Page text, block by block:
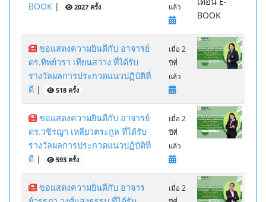
BOOK | 2027 ครั้ง
แล้ว
ขอแสดงความยินดีกับ อาจารย์
ดร.ทิพย์วรา เทียนสว่าง ที่ได้รับ
รางวัลผลการประกวดแนวปฏิบัติที่
ดี | 518 ครั้ง
เมื่อ 2
ปีที่
แล้ว
ขอแสดงความยินดีกับ อาจารย์
ดร.วชิรญา เหลียวตระกูล ที่ได้รับ
รางวัลผลการประกวดแนวปฏิบัติที่
ดี | 593 ครั้ง
เมื่อ 2
ปีที่
แล้ว
ขอแสดงความยินดีกับ อาจาร
เมื่อ 2